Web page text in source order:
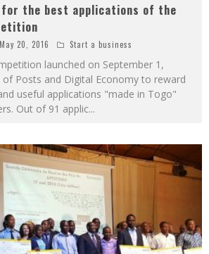
for the best applications of the
May 20, 2016 Start a business
launched on September 1,
Posts and Digital Economy to reward
useful applications "made in Togo"
Out of 91 applic...